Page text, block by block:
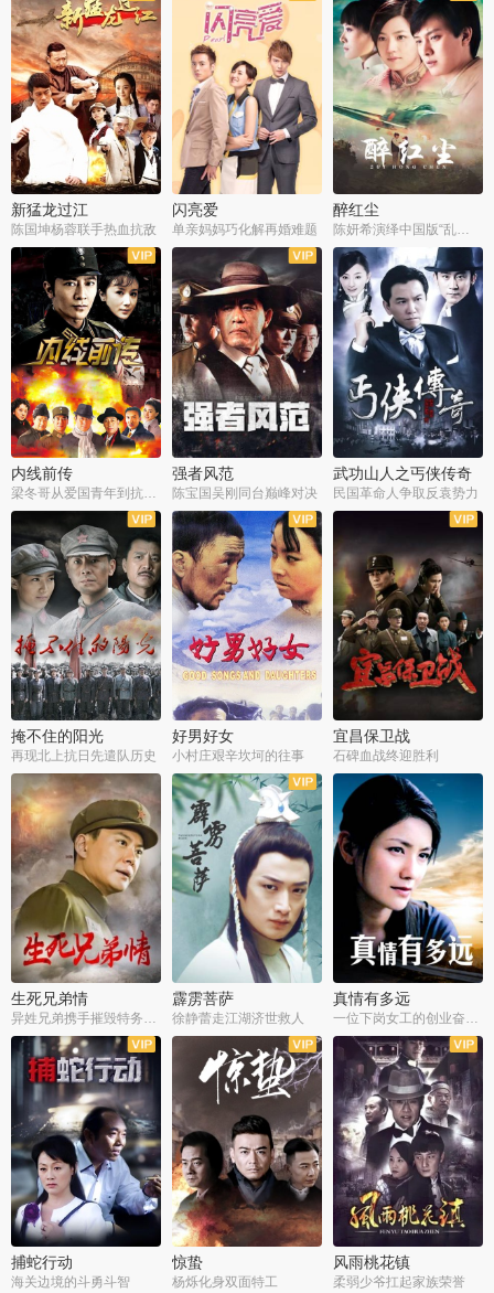
新猛龙过江
陈国坤杨蓉联手热血抗敌
闪亮爱
单亲妈妈巧化解再婚难题
醉红尘
陈妍希演绎中国版“乱世佳人”
全30集
内线前传
全30集
强者风范
陈宝国吴刚同台巅峰对决
全30集
武功山人之丐侠传奇
民国革命人争取反袁势力
全38集
掩不住的阳光
再现北上抗日先遣队历史
全9集
好男好女
小村庄艰辛坎坷的往事
全35集
宜昌保卫战
石碑血战终迎胜利
全37集
生死兄弟情
异姓兄弟携手摧毁特务阴谋
全40集
霹雳菩萨
徐静蕾走江湖济世救人
全25集
真情有多远
一位下岗女工的创业奋斗史
全22集
捕蛇行动
海关边境的斗勇斗智
全39集
惊蛰
杨烁化身双面特工
全36集
风雨桃花镇
柔弱少爷扛起家族荣誉